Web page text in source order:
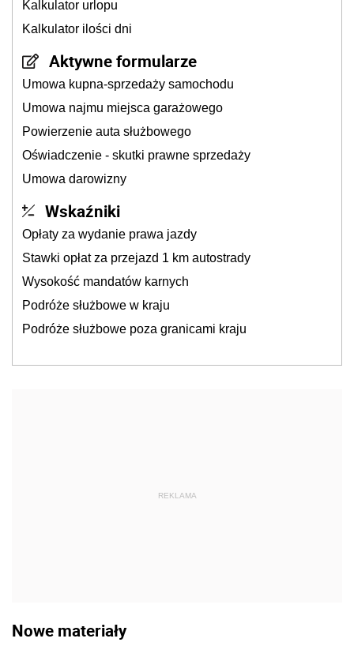
Kalkulator urlopu
Kalkulator ilości dni
Aktywne formularze
Umowa kupna-sprzedaży samochodu
Umowa najmu miejsca garażowego
Powierzenie auta służbowego
Oświadczenie - skutki prawne sprzedaży
Umowa darowizny
Wskaźniki
Opłaty za wydanie prawa jazdy
Stawki opłat za przejazd 1 km autostrady
Wysokość mandatów karnych
Podróże służbowe w kraju
Podróże służbowe poza granicami kraju
REKLAMA
Nowe materiały